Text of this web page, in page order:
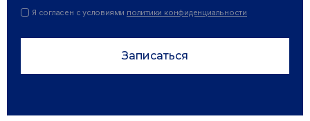
Я согласен с условиями политики конфиденциальности
Записаться